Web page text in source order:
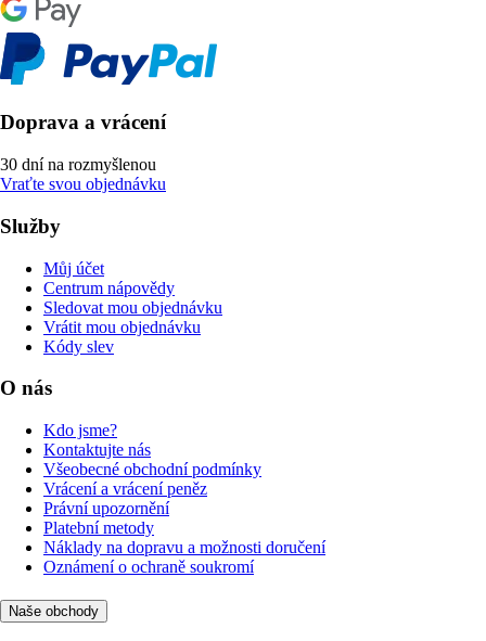
Doprava a vrácení
30 dní na rozmyšlenou
Vraťte svou objednávku
Služby
Můj účet
Centrum nápovědy
Sledovat mou objednávku
Vrátit mou objednávku
Kódy slev
O nás
Kdo jsme?
Kontaktujte nás
Všeobecné obchodní podmínky
Vrácení a vrácení peněz
Právní upozornění
Platební metody
Náklady na dopravu a možnosti doručení
Oznámení o ochraně soukromí
Naše obchody